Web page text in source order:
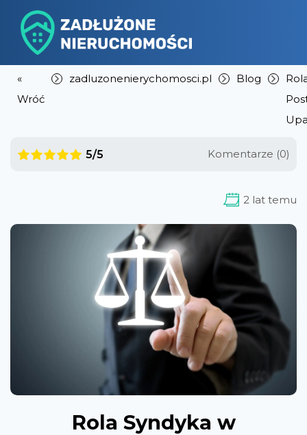
«
Wróć
zadluzonenierychomosci.pl Blog
5/5 Komentarze (0)
2 lat temu
Rola Syndyka w